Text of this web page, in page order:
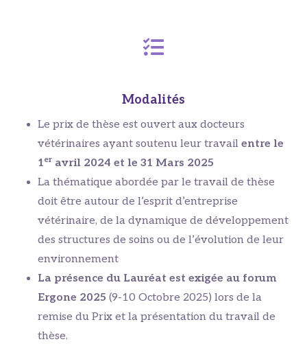
Modalités
Le prix de thèse est ouvert aux docteurs
vétérinaires ayant soutenu leur travail entre le
1er avril 2024 et le 31 Mars 2025
La thématique abordée par le travail de thèse
doit être autour de l’esprit d’entreprise
vétérinaire, de la dynamique de développement
des structures de soins ou de l’évolution de leur
environnement
La présence du Lauréat est exigée au forum
Ergone 2025 (9-10 Octobre 2025) lors de la
remise du Prix et la présentation du travail de
thèse.